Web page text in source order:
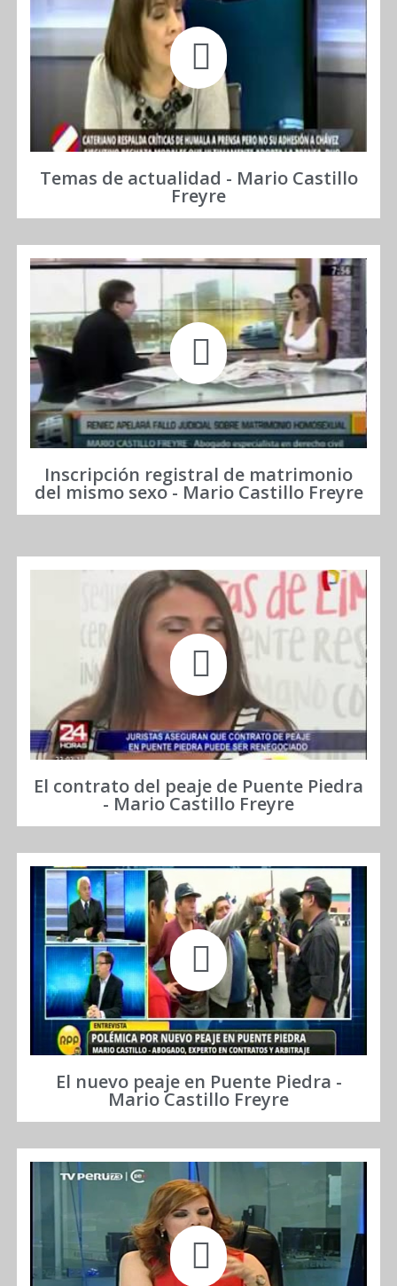
Temas de actualidad - Mario Castillo
Freyre
Inscripción registral de matrimonio
del mismo sexo - Mario Castillo Freyre
El contrato del peaje de Puente Piedra
- Mario Castillo Freyre
El nuevo peaje en Puente Piedra -
Mario Castillo Freyre